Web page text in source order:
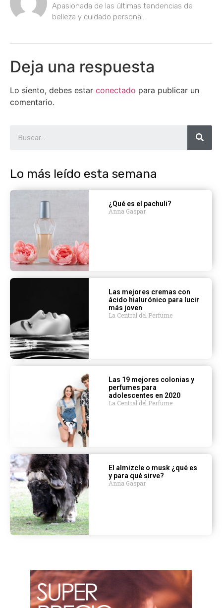
Apasionada de las últimas tendencias de
belleza y cuidado personal.
Deja una respuesta
Lo siento, debes estar conectado para publicar un
comentario.
Lo más leído esta semana
¿Qué es el pachuli?
Anna Gaspar
Las mejores cremas con
ácido hialurónico para lucir
más joven
La Central del Perfume
Las 19 mejores colonias y
perfumes para
adolescentes en 2020
La Central del Perfume
El almizcle o musk ¿qué es
y para qué sirve?
Anna Gaspar